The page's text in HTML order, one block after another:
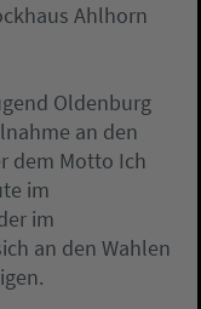
Ahlhorn
Oldenburg
an den
Motto Ich
im
im
an den Wahlen